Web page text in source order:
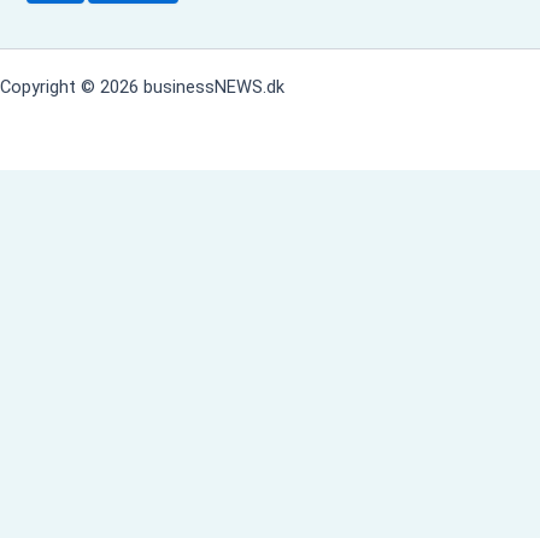
r
Copyright © 2026 businessNEWS.dk